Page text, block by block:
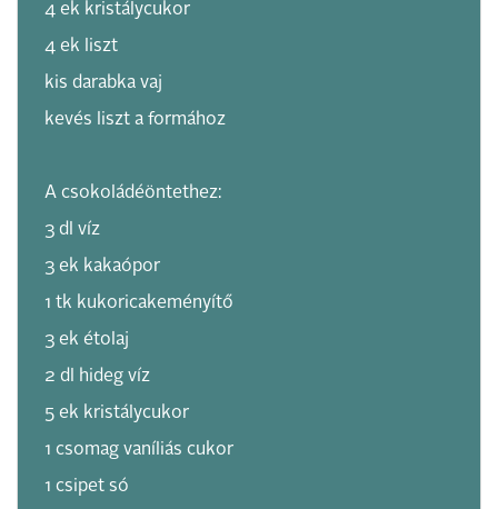
4 ek kristálycukor
4 ek liszt
kis darabka vaj
kevés liszt a formához
A csokoládéöntethez:
3 dl víz
3 ek kakaópor
1 tk kukoricakeményítő
3 ek étolaj
2 dl hideg víz
5 ek kristálycukor
1 csomag vaníliás cukor
1 csipet só